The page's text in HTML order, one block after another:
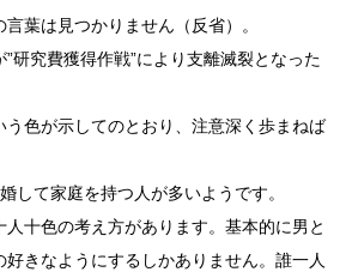
言葉は見つかりません（反省）。
研究費獲得作戦”により支離滅裂となった
う色が示してのとおり、注意深く歩まねば
して家庭を持つ人が多いようです。
十色の考え方があります。基本的に男と
きなようにするしかありません。誰一人